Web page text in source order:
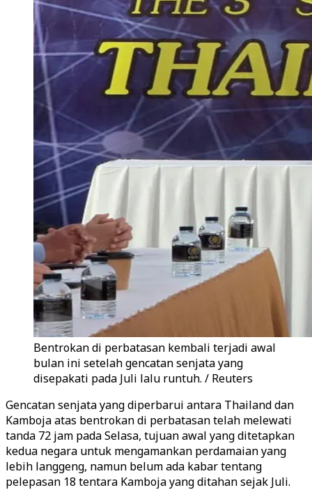
Bentrokan di perbatasan kembali terjadi awal
bulan ini setelah gencatan senjata yang
disepakati pada Juli lalu runtuh. / Reuters
Gencatan senjata yang diperbarui antara Thailand dan
Kamboja atas bentrokan di perbatasan telah melewati
tanda 72 jam pada Selasa, tujuan awal yang ditetapkan
kedua negara untuk mengamankan perdamaian yang
lebih langgeng, namun belum ada kabar tentang
pelepasan 18 tentara Kamboja yang ditahan sejak Juli.